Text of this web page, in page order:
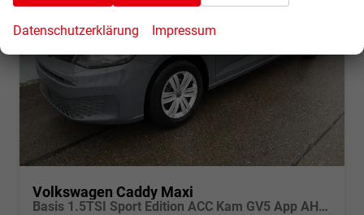
Volkswagen Caddy Maxi
Basis 1.5TSI Sport Edition ACC Kam GV5 App AHK Reling
Datenschutzerklärung Impressum